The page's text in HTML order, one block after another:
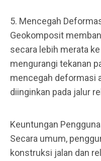
5. Mencegah
Geokomposit
secara lebih merata
mengurangi tekanan
mencegah deformasi
diinginkan pada jalur
Keuntungan
Secara umum,
konstruksi jalan dan